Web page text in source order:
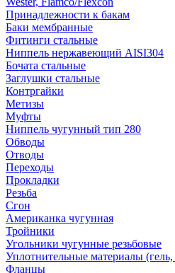
Принадлежности к бакам
Баки мембранные
Фитинги стальные
Ниппель нержавеющий AISI304
Бочата стальные
Заглушки стальные
Контргайки
Метизы
Муфты
Ниппель чугунный тип 280
Обводы
Отводы
Переходы
Прокладки
Резьба
Сгон
Американка чугунная
Тройники
Угольники чугунные резьбовые
Уплотнительные материалы (гель,
Фланцы